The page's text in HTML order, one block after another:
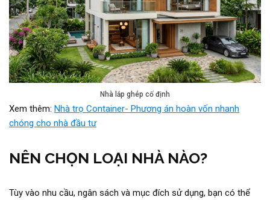
Nhà lắp ghép cố định
Xem thêm: Nhà trọ Container- Phương án hoàn vốn nhanh
chóng cho nhà đầu tư
NÊN CHỌN LOẠI NHÀ NÀO?
Tùy vào nhu cầu, ngân sách và mục đích sử dụng, bạn có thể